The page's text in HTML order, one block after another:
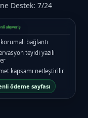
Destek: 7/24
korumalı bağlantı
teyidi yazılı
kapsamı netleştirilir
ödeme sayfası